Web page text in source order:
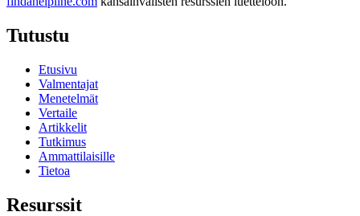
Tutustu
Etusivu
Valmentajat
Menetelmät
Vertaile
Artikkelit
Tutkimus
Ammattilaisille
Tietoa
Resurssit